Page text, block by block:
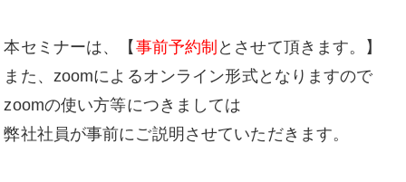
本セミナーは、【 事前予約制 とさせて頂きます。】
また、zoomによるオンライン形式となりますので
zoomの使い方等につきましては
弊社社員が事前にご説明させていただきます。